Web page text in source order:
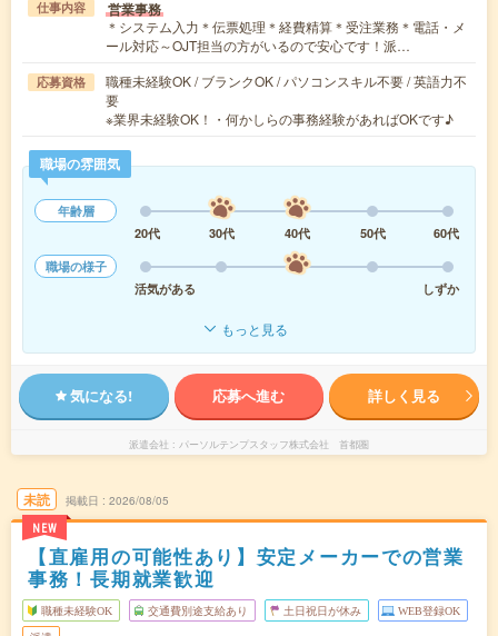
仕事内容 営業事務
＊システム入力＊伝票処理＊経費精算＊受注業務＊電話・メ
ール対応～OJT担当の方がいるので安心です！派…
応募資格
職種未経験OK / ブランクOK / パソコンスキル不要 / 英語力不
要
※業界未経験OK！・何かしらの事務経験があればOKです♪
職場の雰囲気
年齢層
20代
30代 40代 50代
60代
職場の様子
活気がある
しずか
もっと見る
気になる! 応募へ進む 詳しく見る
派遣会社 パーソルテンプスタッフ株式会社 首都圏
未読
NEW
掲載日 2026/08/05
【直雇用の可能性あり】安定メーカーでの営業
事務！長期就業歓迎
職種未経験OK 交通費別途支給あり 土日祝日が休み WEB登録OK